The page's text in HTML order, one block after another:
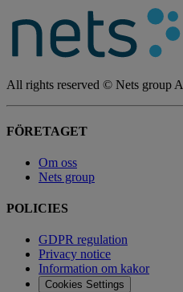
All rights reserved © Nets group
FÖRETAGET
Om oss
Nets group
POLICIES
GDPR regulation
Privacy notice
Information om kakor
Cookies Settings